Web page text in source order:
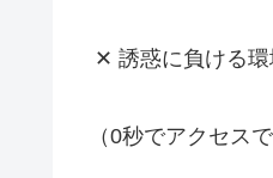
✕ 誘惑に負ける
（0秒でアクセス